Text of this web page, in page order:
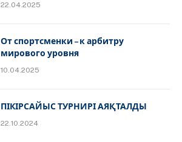
22.04.2025
От спортсменки – к арбитру
мирового уровня
10.04.2025
ПІКІРСАЙЫС ТУРНИРІ АЯҚТАЛДЫ
22.10.2024